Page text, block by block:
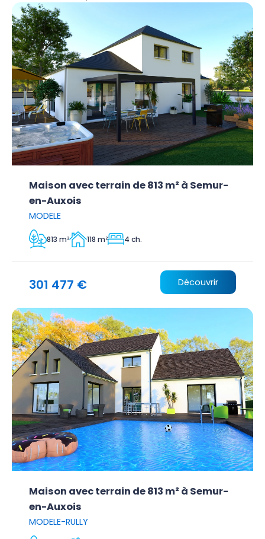
Maison avec terrain de 813 m² à Semur-
en-Auxois
MODELE
813 m² 118 m² 4 ch.
301 477 € Découvrir
Maison avec terrain de 813 m² à Semur-
en-Auxois
MODELE-RULLY